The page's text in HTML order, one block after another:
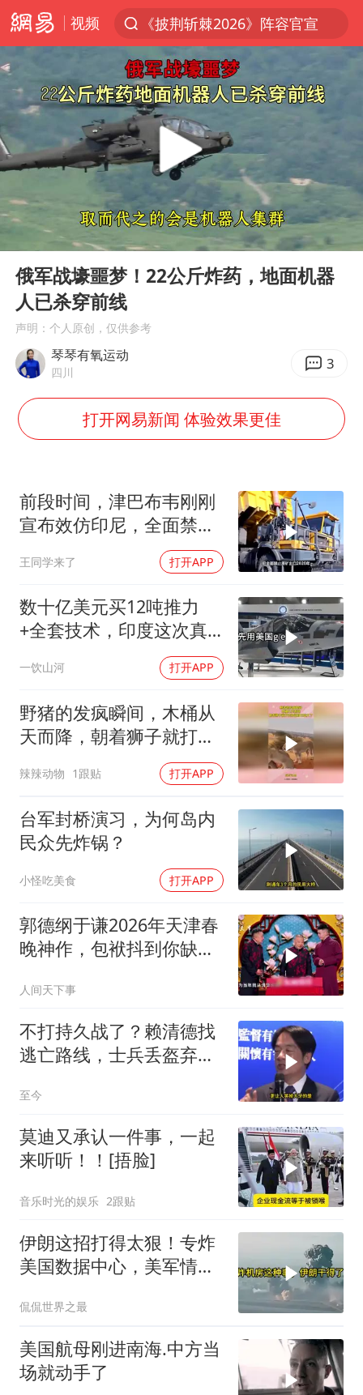
视频
《披荆斩棘2026》阵容官宣
白海豚北上或致京津冀暴雨
上海全力守护市民“菜篮子”
上门女婿出轨女邻居多年被判重婚罪
美将每月供乌爱国者拦截导弹
暑期研学游升温 在旅途中增长知识
国足U17与阿森纳决赛取消 并列冠军
宝妈给四胞胎取名平安喜乐
构建更高水平的全民健身公共服务体系
BLG经理辟谣Bin离队
Play
00:00 05:18
俄军战壕噩梦！22公斤炸药，地面机器
人已杀穿前线
声明：个人原创，仅供参考
琴琴有氧运动
四川 3
打开网易新闻 体验效果更佳
前段时间，津巴布韦刚刚
宣布效仿印尼，全面禁止
王同学来了 打开APP
数十亿美元买12吨推力
+全套技术，印度这次真
一饮山河 打开APP
野猪的发疯瞬间，木桶从
天而降，朝着狮子就打去
辣辣动物 1跟贴 打开APP
台军封桥演习，为何岛内
民众先炸锅？
小怪吃美食 打开APP
郭德纲于谦2026年天津春
晚神作，包袱抖到你缺氧
人间天下事
不打持久战了？赖清德找
逃亡路线，士兵丢盔弃
至今
莫迪又承认一件事，一起
来听听！！[捂脸]
音乐时光的娱乐 2跟贴
伊朗这招打得太狠！专炸
美国数据中心，美军情报
还致命
侃侃世界之最
美国航母刚进南海.中方当
场就动手了